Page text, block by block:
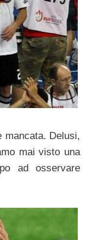
mancata. Delusi,
mai visto una
ad osservare